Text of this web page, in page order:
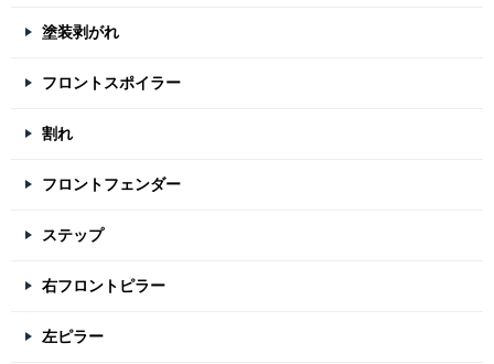
塗装剥がれ
フロントスポイラー
割れ
フロントフェンダー
ステップ
右フロントピラー
左ピラー